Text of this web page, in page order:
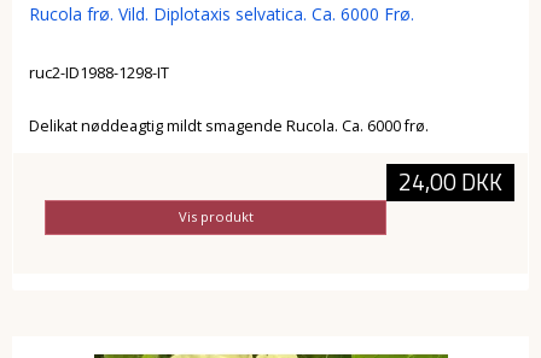
Rucola frø. Vild. Diplotaxis selvatica. Ca. 6000 Frø.
ruc2-ID1988-1298-IT
Delikat nøddeagtig mildt smagende Rucola. Ca. 6000 frø.
24,00 DKK
Vis produkt